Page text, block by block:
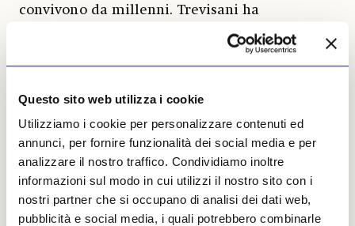
Questo sito web utilizza i cookie
Utilizziamo i cookie per personalizzare contenuti ed
annunci, per fornire funzionalità dei social media e per
analizzare il nostro traffico. Condividiamo inoltre
informazioni sul modo in cui utilizzi il nostro sito con i
nostri partner che si occupano di analisi dei dati web,
pubblicità e social media, i quali potrebbero combinarle
convivono da millenni. Trevisani ha
testimonianze di un’antica alleanza tra
specie, traducendole in forme porose e tattili
Le opere evocano cosìprocessi di
sedimentazione, ritualità e trasformazione
reciproca tra umano e animale
Il titolo dell’esposizione, invece, rimanda a un
episodio della missione cristiana in
Antartide: impossibilitati a evocare l’«Agnello